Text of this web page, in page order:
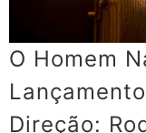
O Homem
Direção: